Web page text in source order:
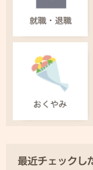
最近チェックし